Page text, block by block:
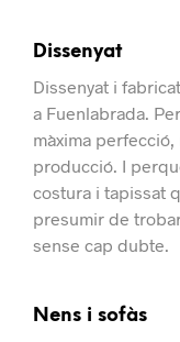
Dissenyat
Dissenyat i
a Fuenlabrada.
màxima
producció. I
costura i tapissat
presumir de
sense cap dubte.
Nens i sofàs